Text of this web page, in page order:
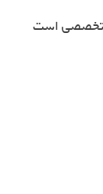
تخصصی است